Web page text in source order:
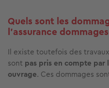
Quels sont les
l’assurance
Il existe toutefois des
sont pas pris en compte par
ouvrage. Ces dommages